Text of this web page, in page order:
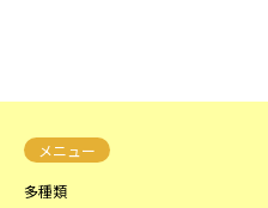
メニュー
多種類